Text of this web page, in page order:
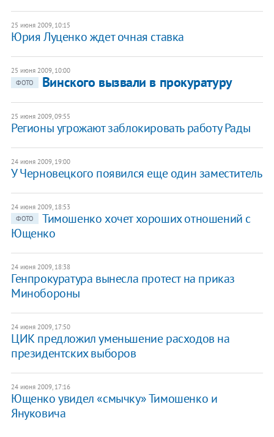
25 июня 2009, 10:15
Юрия Луценко ждет очная ставка
25 июня 2009, 10:00
ФОТО
Винского вызвали в прокуратуру
25 июня 2009, 09:55
Регионы угрожают заблокировать работу Рады
24 июня 2009, 19:00
У Черновецкого появился еще один заместитель
24 июня 2009, 18:53
ФОТО
Тимошенко хочет хороших отношений с
Ющенко
24 июня 2009, 18:38
Генпрокуратура вынесла протест на приказ
Минобороны
24 июня 2009, 17:50
ЦИК предложил уменьшение расходов на
президентских выборов
24 июня 2009, 17:16
Ющенко увидел «смычку» Тимошенко и
Януковича